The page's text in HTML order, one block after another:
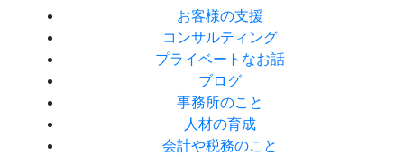
お客様の支援
コンサルティング
プライベートなお話
ブログ
事務所のこと
人材の育成
会計や税務のこと